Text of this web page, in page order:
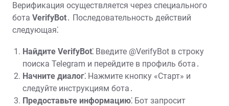
Верификация осуществляется через специального
бота VerifyBot․ Последовательность действий
следующая⁚
Найдите VerifyBot⁚ Введите @VerifyBot в строку
поиска Telegram и перейдите в профиль бота․
Начните диалог⁚ Нажмите кнопку «Старт» и
следуйте инструкциям бота․
Предоставьте информацию⁚ Бот запросит